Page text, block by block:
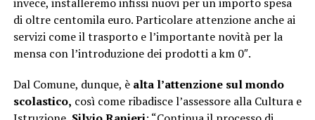
invece, installeremo infissi nuovi per un importo spesa
di oltre centomila euro. Particolare attenzione anche ai
servizi come il trasporto e l’importante novità per la
mensa con l’introduzione dei prodotti a km 0″.
Dal Comune, dunque, è alta l’attenzione sul mondo
scolastico, così come ribadisce l’assessore alla Cultura e